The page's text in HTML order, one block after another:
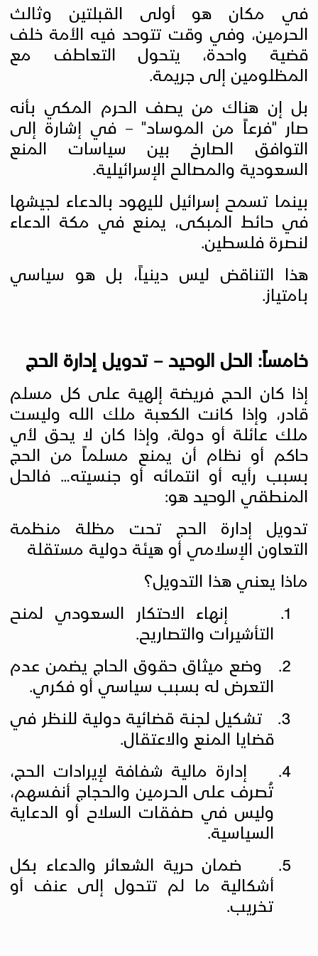
في مكان هو أولى القبلتين وثالث
الحرمين، وفي وقت تتوحد فيه الأمة خلف
قضية واحدة، يتحول التعاطف مع
المظلومين إلى جريمة.
بل إن هناك من يصف الحرم المكي بأنه
صار "فرعاً من الموساد" – في إشارة إلى
التوافق الصارخ بين سياسات المنع
السعودية والمصالح الإسرائيلية.
بينما تسمح إسرائيل لليهود بالدعاء لجيشها
في حائط المبكى، يمنع في مكة الدعاء
لنصرة فلسطين.
هذا التناقض ليس دينياً، بل هو سياسي
بامتياز.
خامساً: الحل الوحيد – تدويل إدارة الحج
إذا كان الحج فريضة إلهية على كل مسلم
قادر، وإذا كانت الكعبة ملك الله وليست
ملك عائلة أو دولة، وإذا كان لا يحق لأي
حاكم أو نظام أن يمنع مسلماً من الحج
بسبب رأيه أو انتمائه أو جنسيته… فالحل
المنطقي الوحيد هو:
تدويل إدارة الحج تحت مظلة منظمة
التعاون الإسلامي أو هيئة دولية مستقلة
ماذا يعني هذا التدويل؟
1.
إنهاء الاحتكار السعودي لمنح
التأشيرات والتصاريح.
2.
وضع ميثاق حقوق الحاج يضمن عدم
التعرض له بسبب سياسي أو فكري.
3.
تشكيل لجنة قضائية دولية للنظر في
قضايا المنع والاعتقال.
4.
إدارة مالية شفافة لإيرادات الحج،
تُصرف على الحرمين والحجاج أنفسهم،
وليس في صفقات السلاح أو الدعاية
السياسية.
5.
ضمان حرية الشعائر والدعاء بكل
أشكالية ما لم تتحول إلى عنف أو
تخريب.